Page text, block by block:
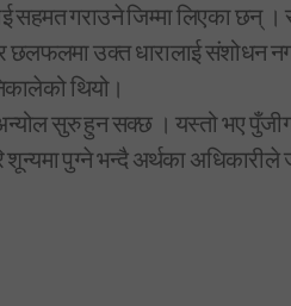
सहमत गराउने जिम्मा लिएका छन् ।
छलफलमा उक्त धारालाई संशोधन
थियो।
अन्योल सुरु हुन सक्छ । यस्तो भए
शून्यमा पुग्ने भन्दै अर्थका